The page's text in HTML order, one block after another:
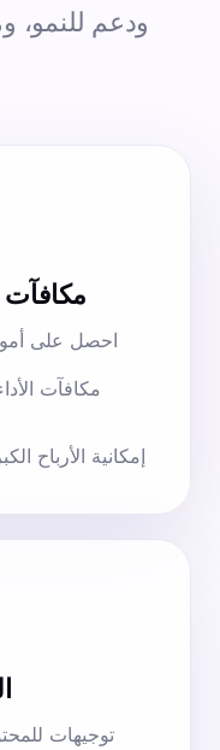
ودعم للنمو،
مكافآت
احصل على
مكافآت
إمكانية الأرباح الكبرى: حتى